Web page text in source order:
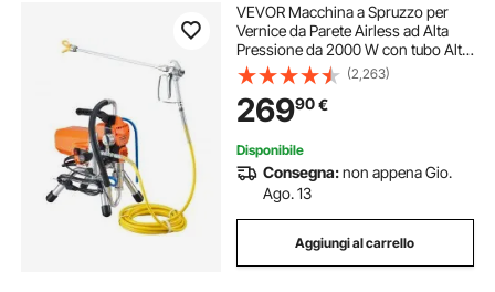
VEVOR Macchina a Spruzzo per
Vernice da Parete Airless ad Alta
Pressione da 2000 W con tubo Alta
Pressione, Macchina per
Spruzzatura da Parete, per Interni
Esterni a Base d'Acqua e a Base di
Olio
(2,263)
26990€
Disponibile
Consegna:non appena Gio.
Ago. 13
Aggiungi al carrello